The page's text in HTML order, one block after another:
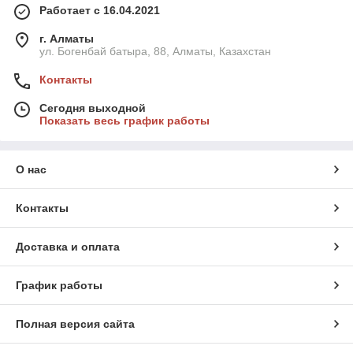
Работает с 16.04.2021
г. Алматы
ул. Богенбай батыра, 88, Алматы, Казахстан
Контакты
Сегодня выходной
Показать весь график работы
О нас
Контакты
Доставка и оплата
График работы
Полная версия сайта